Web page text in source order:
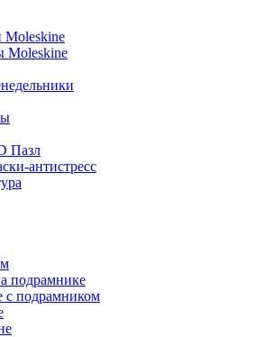
Moleskine
Moleskine
Пазл
антистресс
подрамнике
с подрамником